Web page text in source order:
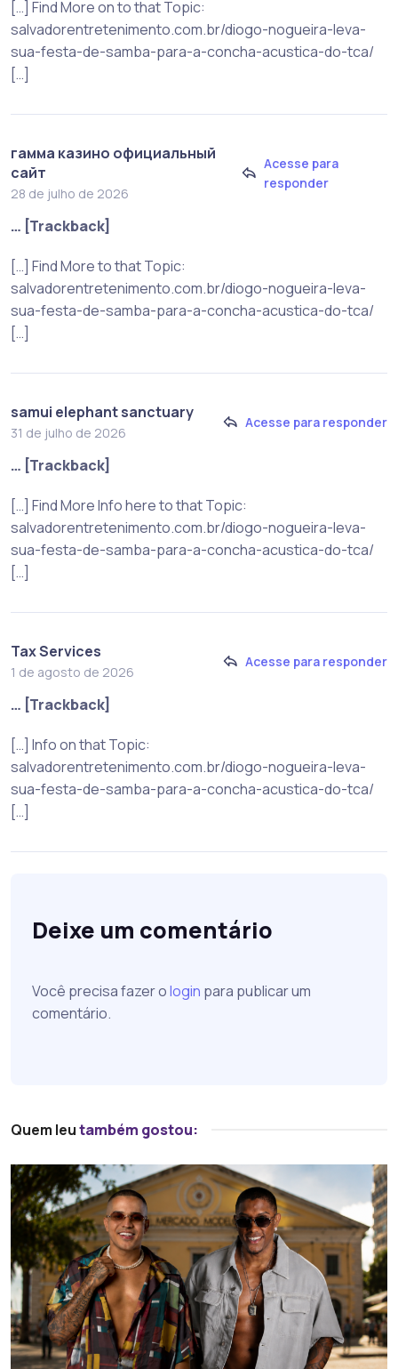
[…] Find More on to that Topic:
salvadorentretenimento.com.br/diogo-nogueira-leva-
sua-festa-de-samba-para-a-concha-acustica-do-tca/
[…]
гамма казино официальный
сайт
28 de julho de 2026
Acesse para
responder
… [Trackback]
[…] Find More to that Topic:
salvadorentretenimento.com.br/diogo-nogueira-leva-
sua-festa-de-samba-para-a-concha-acustica-do-tca/
[…]
samui elephant sanctuary
31 de julho de 2026
Acesse para responder
… [Trackback]
[…] Find More Info here to that Topic:
salvadorentretenimento.com.br/diogo-nogueira-leva-
sua-festa-de-samba-para-a-concha-acustica-do-tca/
[…]
Tax Services
1 de agosto de 2026
Acesse para responder
… [Trackback]
[…] Info on that Topic:
salvadorentretenimento.com.br/diogo-nogueira-leva-
sua-festa-de-samba-para-a-concha-acustica-do-tca/
[…]
Deixe um comentário
Você precisa fazer ologin para publicar um
comentário.
Quem leutambém gostou: